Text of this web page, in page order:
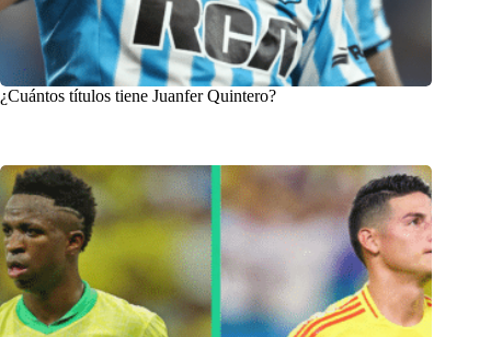
¿Cuántos títulos tiene Juanfer Quintero?